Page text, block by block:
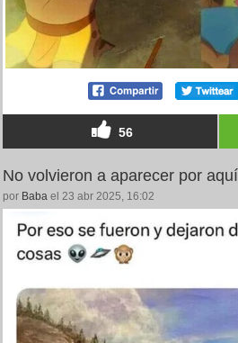
56
No volvieron a aparecer por aquí
por Baba el 23 abr 2025, 16:02